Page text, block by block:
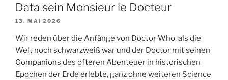
Data sein Monsieur le Docteur
13. MAI 2026
Wir reden über die Anfänge von Doctor Who, als die
Welt noch schwarzweiß war und der Doctor mit seinen
Companions des öfteren Abenteuer in historischen
Epochen der Erde erlebte, ganz ohne weiteren Science